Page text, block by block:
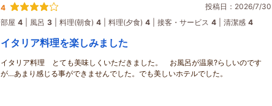
4
投稿日：2026/7/30
部屋 4 風呂 3 料理(朝食) 4 料理(夕食) 4 接客・サービス 4 清潔感 4
イタリア料理を楽しみました
イタリア料理 とても美味しくいただきました。 お風呂が温泉?らしいのです
が…あまり感じる事ができませんでした。でも美しいホテルでした。